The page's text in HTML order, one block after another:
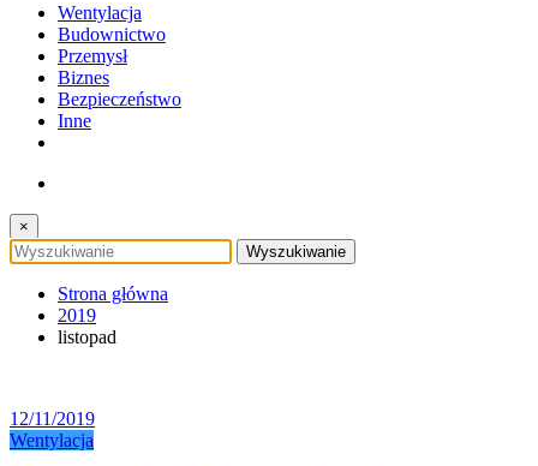
Wentylacja
Budownictwo
Przemysł
Biznes
Bezpieczeństwo
Inne
×
Strona główna
2019
listopad
12/11/2019
Wentylacja